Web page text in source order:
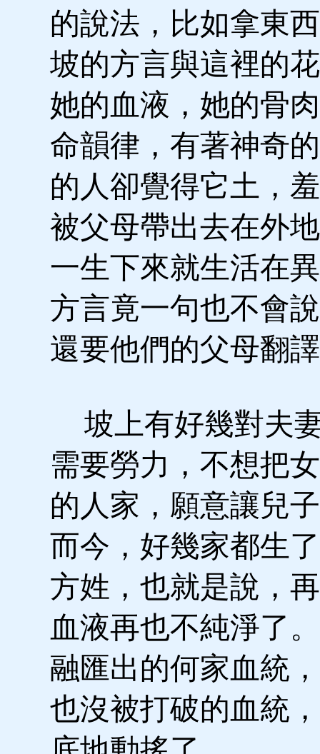
的說法，比如拿東
坡的方言與這裡的
她的血液，她的骨
命韻律，有著神奇
的人卻覺得它土，
被父母帶出去在外
一生下來就生活在
方言竟一句也不會
還要他們的父母翻
坡上有好幾對夫
需要勞力，不想把
的人家，願意讓兒
而今，好幾家都生
方姓，也就是說，
血液再也不純淨了
融匯出的何家血統
也沒被打破的血統